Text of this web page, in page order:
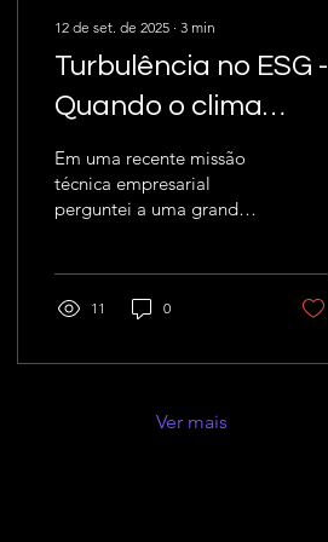
12 de set. de 2025 ∙ 3 min
Turbulência no ESG -
Quando o clima
sacode os céus e
expõe a fragilidade
dos negócios
Em uma recente missão
técnica empresarial
perguntei a uma grande
11 0
Ver mais